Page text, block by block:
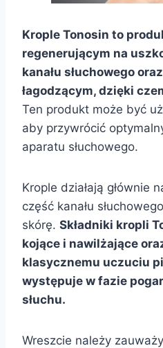
Krople Tonosin to
regenerującym na
kanału słuchowego
łagodzącym, dzięki
Ten produkt może być
aby przywrócić
aparatu słuchowego.
Krople działają głównie
część kanału
skórę. Składniki kropli
kojące i nawilżające
klasycznemu uczuciu
występuje w fazie
słuchu.
Wreszcie należy